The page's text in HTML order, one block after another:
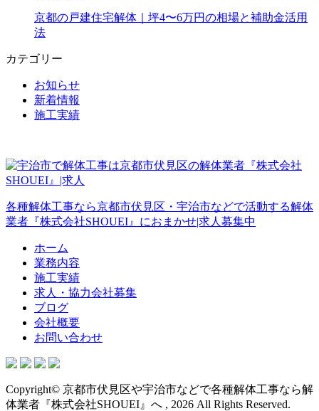
京都の戸建住宅解体｜坪4〜6万円の相場と補助金活用
法
カテゴリー
お知らせ
新着情報
施工実績
各種解体工事なら京都市伏見区・宇治市などで活動する解体
業者『株式会社SHOUEI』におまかせ|求人募集中
ホーム
業務内容
施工実績
求人・協力会社募集
ブログ
会社概要
お問い合わせ
Copyright© 京都市伏見区や宇治市などで各種解体工事なら解
体業者『株式会社SHOUEI』へ , 2026 All Rights Reserved.